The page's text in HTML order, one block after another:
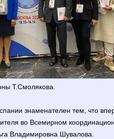
Т.Смолякова.
знаменателен тем, что
во Всемирном
Владимировна Шувалова.